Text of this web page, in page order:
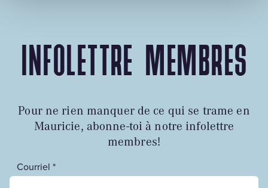
INFOLETTRE MEMBRES
Pour ne rien manquer de ce qui se trame en
Mauricie, abonne-toi à notre infolettre
membres!
Courriel *